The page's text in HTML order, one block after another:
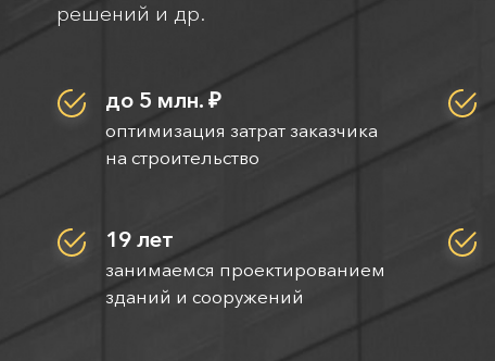
решений и др.
до 5 млн. ₽
оптимизация затрат заказчика
на строительство
19 лет
занимаемся проектированием
зданий и сооружений